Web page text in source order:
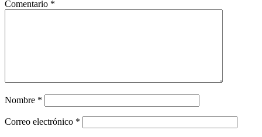
Comentario *
Nombre *
Correo electrónico *